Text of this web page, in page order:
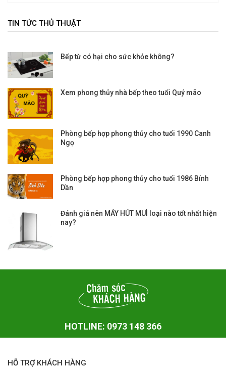
TIN TỨC THỦ THUẬT
Bếp từ có hại cho sức khỏe không?
Xem phong thủy nhà bếp theo tuổi Quý mão
Phòng bếp hợp phong thủy cho tuổi 1990 Canh
Ngọ
Phòng bếp hợp phong thủy cho tuổi 1986 Bính
Dần
Đánh giá nên MÁY HÚT MUÌ loại nào tốt nhất hiện
nay?
HOTLINE: 0973 148 366
HỖ TRỢ KHÁCH HÀNG